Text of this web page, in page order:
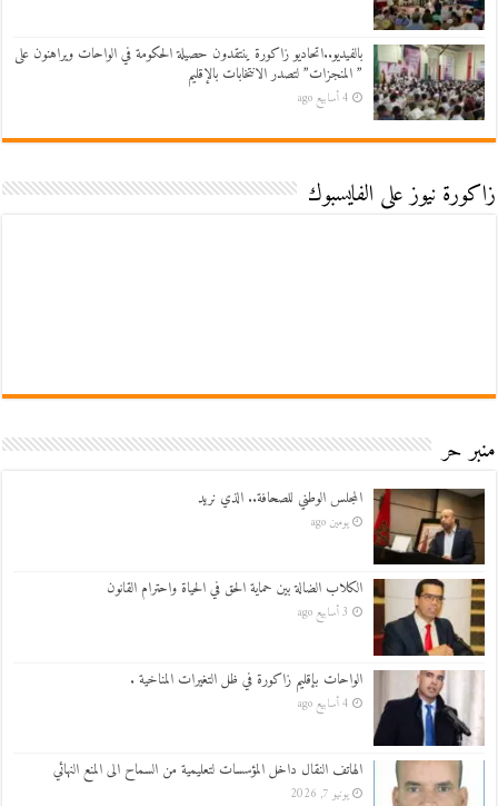
بالفيديو..اتحاديو زاكورة ينتقدون حصيلة الحكومة في الواحات ويراهنون على
” المنجزات” لتصدر الانتخابات بالإقليم
4 أسابيع ago
زاكورة نيوز على الفايسبوك
منبر حر
المجلس الوطني للصحافة.. الذي نريد
يومين ago
الكلاب الضالة بين حماية الحق في الحياة واحترام القانون
3 أسابيع ago
الواحات بإقليم زاكورة في ظل التغيرات المناخية .
4 أسابيع ago
الهاتف النقال داخل المؤسسات لتعليمية من السماح الى المنع النهائي
يونيو 7, 2026